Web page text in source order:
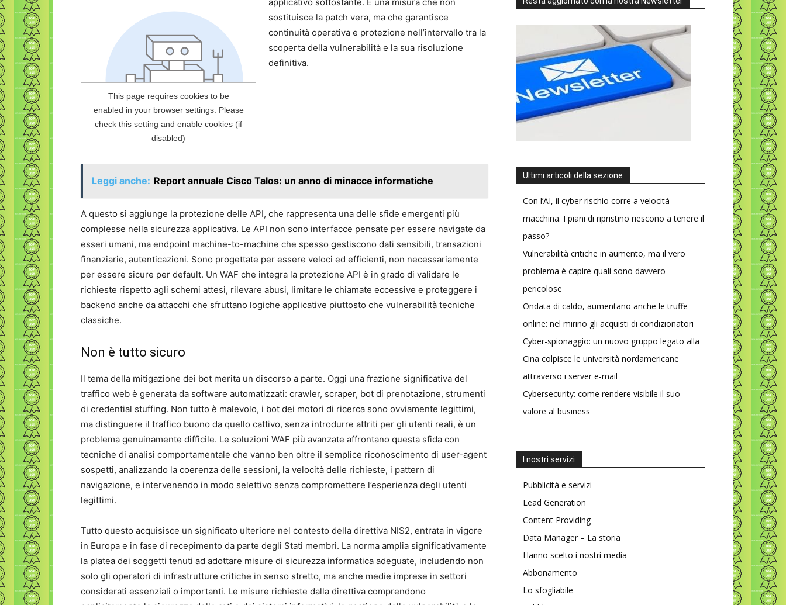
sostituisce la patch vera, ma che garantisce
continuità operativa e protezione nell’intervallo tra la
scoperta della vulnerabilità e la sua risoluzione
definitiva.
Leggi anche: Report annuale Cisco Talos: un anno di minacce informatiche
A questo si aggiunge la protezione delle API, che rappresenta una delle sfide emergenti più
complesse nella sicurezza applicativa. Le API non sono interfacce pensate per essere navigate da
esseri umani, ma endpoint machine-to-machine che spesso gestiscono dati sensibili, transazioni
finanziarie, autenticazioni. Sono progettate per essere veloci ed efficienti, non necessariamente
per essere sicure per default. Un WAF che integra la protezione API è in grado di validare le
richieste rispetto agli schemi attesi, rilevare abusi, limitare le chiamate eccessive e proteggere i
backend anche da attacchi che sfruttano logiche applicative piuttosto che vulnerabilità tecniche
classiche.
Non è tutto sicuro
Il tema della mitigazione dei bot merita un discorso a parte. Oggi una frazione significativa del
traffico web è generata da software automatizzati: crawler, scraper, bot di prenotazione, strumenti
di credential stuffing. Non tutto è malevolo, i bot dei motori di ricerca sono ovviamente legittimi,
ma distinguere il traffico buono da quello cattivo, senza introdurre attriti per gli utenti reali, è un
problema genuinamente difficile. Le soluzioni WAF più avanzate affrontano questa sfida con
tecniche di analisi comportamentale che vanno ben oltre il semplice riconoscimento di user-agent
sospetti, analizzando la coerenza delle sessioni, la velocità delle richieste, i pattern di
navigazione, e intervenendo in modo selettivo senza compromettere l’esperienza degli utenti
legittimi.
Tutto questo acquisisce un significato ulteriore nel contesto della direttiva NIS2, entrata in vigore
in Europa e in fase di recepimento da parte degli Stati membri. La norma amplia significativamente
la platea dei soggetti tenuti ad adottare misure di sicurezza informatica adeguate, includendo non
solo gli operatori di infrastrutture critiche in senso stretto, ma anche medie imprese in settori
considerati essenziali o importanti. Le misure richieste dalla direttiva comprendono
Ultimi articoli della sezione
Con l’AI, il cyber rischio corre a velocità
macchina. I piani di ripristino riescono a tenere il
passo?
Vulnerabilità critiche in aumento, ma il vero
problema è capire quali sono davvero
pericolose
Ondata di caldo, aumentano anche le truffe
online: nel mirino gli acquisti di condizionatori
Cyber-spionaggio: un nuovo gruppo legato alla
Cina colpisce le università nordamericane
attraverso i server e-mail
Cybersecurity: come rendere visibile il suo
valore al business
I nostri servizi
Pubblicità e servizi
Lead Generation
Content Providing
Data Manager – La storia
Hanno scelto i nostri media
Abbonamento
Lo sfogliabile